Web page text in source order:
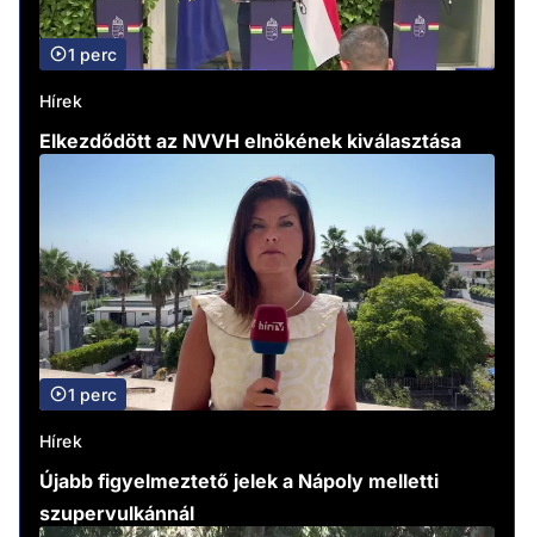
1 perc
Hírek
Elkezdődött az NVVH elnökének kiválasztása
1 perc
Hírek
Újabb figyelmeztető jelek a Nápoly melletti
szupervulkánnál